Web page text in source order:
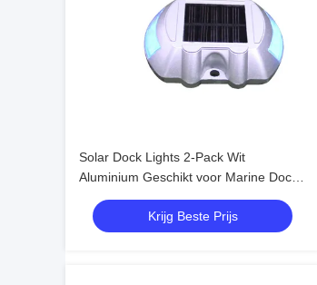
Solar Dock Lights 2-Pack Wit
Aluminium Geschikt voor Marine Docks
Werktemperatuur -20.C-60.C
Krijg Beste Prijs